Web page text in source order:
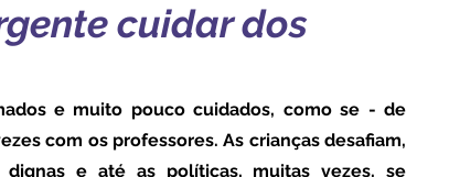
cuidar dos
com os professores. As crianças desafiam,
e até as políticas, muitas vezes, se